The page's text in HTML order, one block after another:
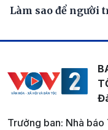
Làm sao để người
Trưởng ban: Nhà báo